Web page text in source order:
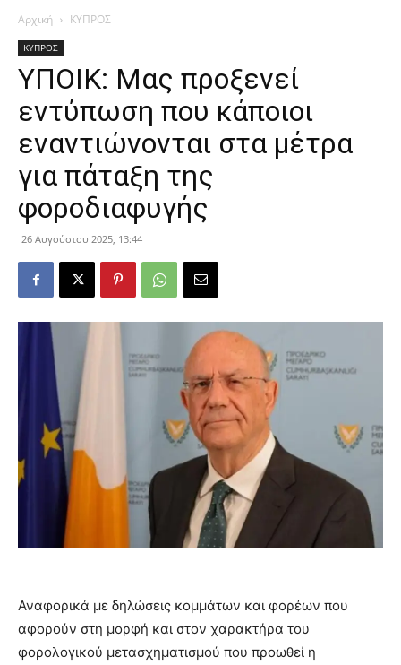
Αρχική ΚΥΠΡΟΣ
ΚΥΠΡΟΣ
ΥΠΟΙΚ: Μας προξενεί
εντύπωση που κάποιοι
εναντιώνονται στα μέτρα
για πάταξη της
φοροδιαφυγής
26 Αυγούστου 2025, 13:44
Αναφορικά με δηλώσεις κομμάτων και φορέων που
αφορούν στη μορφή και στον χαρακτήρα του
φορολογικού μετασχηματισμού που προωθεί η